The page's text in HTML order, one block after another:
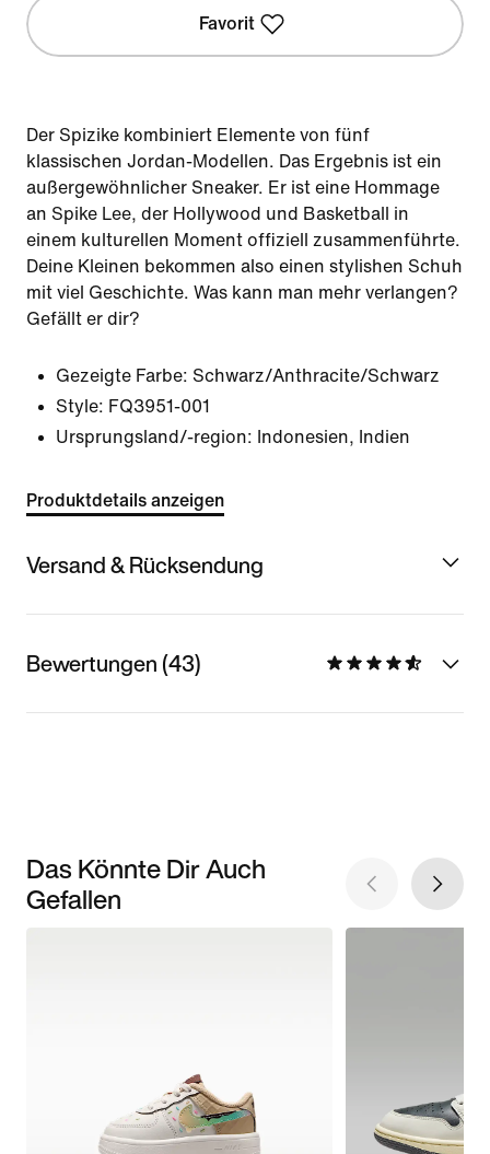
Favorit
Der Spizike kombiniert Elemente von fünf
klassischen Jordan-Modellen. Das Ergebnis ist ein
außergewöhnlicher Sneaker. Er ist eine Hommage
an Spike Lee, der Hollywood und Basketball in
einem kulturellen Moment offiziell zusammenführte.
Deine Kleinen bekommen also einen stylishen Schuh
mit viel Geschichte. Was kann man mehr verlangen?
Gefällt er dir?
Gezeigte Farbe: Schwarz/Anthracite/Schwarz
Style: FQ3951-001
Ursprungsland/-region: Indonesien, Indien
Produktdetails anzeigen
Versand & Rücksendung
Bewertungen (43)
Das Könnte Dir Auch
Gefallen